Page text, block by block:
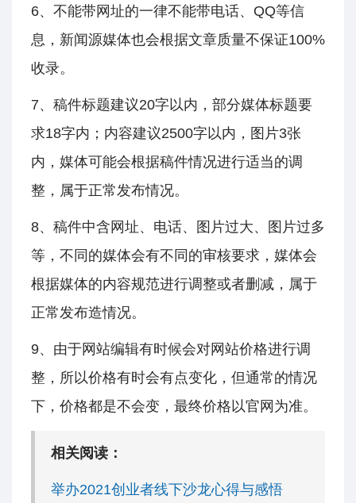
6、不能带网址的一律不能带电话、QQ等信
息，新闻源媒体也会根据文章质量不保证100%
收录。
7、稿件标题建议20字以内，部分媒体标题要
求18字内；内容建议2500字以内，图片3张
内，媒体可能会根据稿件情况进行适当的调
整，属于正常发布情况。
8、稿件中含网址、电话、图片过大、图片过多
等，不同的媒体会有不同的审核要求，媒体会
根据媒体的内容规范进行调整或者删减，属于
正常发布造情况。
9、由于网站编辑有时候会对网站价格进行调
整，所以价格有时会有点变化，但通常的情况
下，价格都是不会变，最终价格以官网为准。
相关阅读：
举办2021创业者线下沙龙心得与感悟